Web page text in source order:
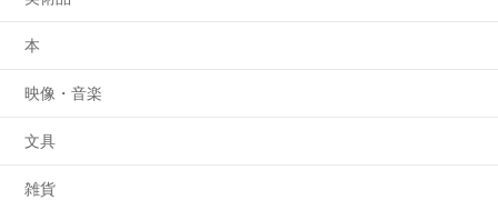
本
映像・音楽
文具
雑貨